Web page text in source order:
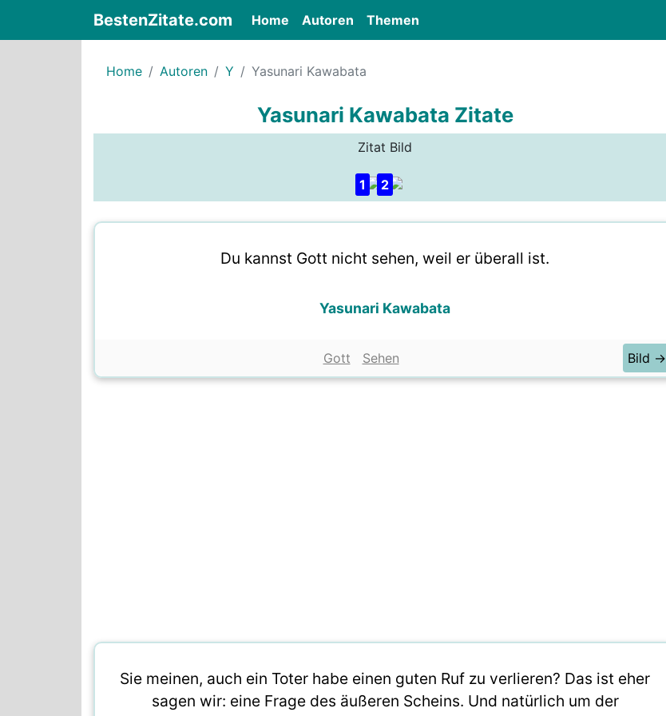
BestenZitate.com Home (current)
Autoren Themen
Home Autoren Y Yasunari Kawabata
Yasunari Kawabata Zitate
Zitat Bild
1 2
Du kannst Gott nicht sehen, weil er überall ist.
Yasunari Kawabata
Gott Sehen Bild →
Sie meinen, auch ein Toter habe einen guten Ruf zu verlieren? Das ist eher
sagen wir: eine Frage des äußeren Scheins. Und natürlich um der